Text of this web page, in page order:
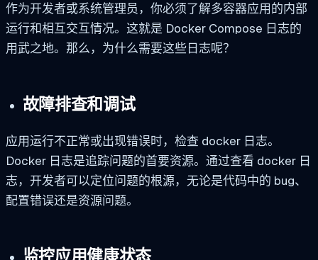
作为开发者或系统管理员，你必须了解多容器应用的内部
运行和相互交互情况。这就是 Docker Compose 日志的
用武之地。那么，为什么需要这些日志呢？
故障排查和调试
应用运行不正常或出现错误时，检查 docker 日志。
Docker 日志是追踪问题的首要资源。通过查看 docker 日
志，开发者可以定位问题的根源，无论是代码中的 bug、
配置错误还是资源问题。